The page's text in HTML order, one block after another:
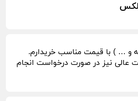
و … ) با قیمت مناسب خریدارم.
عالی نیز در صورت درخواست انجام